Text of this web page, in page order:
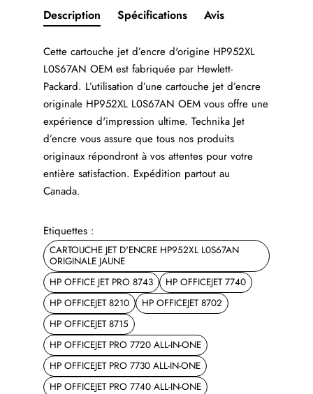
Description Spécifications Avis
Cette cartouche jet d’encre d'origine HP952XL
L0S67AN OEM est fabriquée par Hewlett-
Packard. L’utilisation d’une cartouche jet d’encre
originale HP952XL L0S67AN OEM vous offre une
expérience d'impression ultime. Technika Jet
d’encre vous assure que tous nos produits
originaux répondront à vos attentes pour votre
entière satisfaction. Expédition partout au
Canada.
Etiquettes :
CARTOUCHE JET D'ENCRE HP952XL L0S67AN
ORIGINALE JAUNE
HP OFFICE JET PRO 8743
HP OFFICEJET 7740
HP OFFICEJET 8210
HP OFFICEJET 8702
HP OFFICEJET 8715
HP OFFICEJET PRO 7720 ALL-IN-ONE
HP OFFICEJET PRO 7730 ALL-IN-ONE
HP OFFICEJET PRO 7740 ALL-IN-ONE